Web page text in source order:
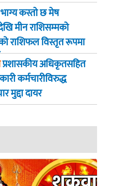
कस्ताे छ मेष
मीन राशिसम्मको
राशिफल विस्तृत रूपमा
प्रशासकीय अधिकृतसहित
कर्मचारीविरुद्ध
मुद्दा दायर